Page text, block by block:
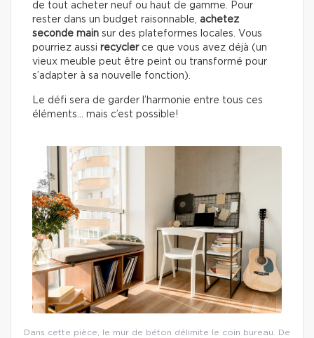
de tout acheter neuf ou haut de gamme. Pour
rester dans un budget raisonnable, achetez
seconde main sur des plateformes locales. Vous
pourriez aussi recyclerce que vous avez déjà (un
vieux meuble peut être peint ou transformé pour
s’adapter à sa nouvelle fonction).
Le défi sera de garder l’harmonie entre tous ces
éléments… mais c’est possible!
Dans cette pièce, le mur de béton délimite le coin bureau. De